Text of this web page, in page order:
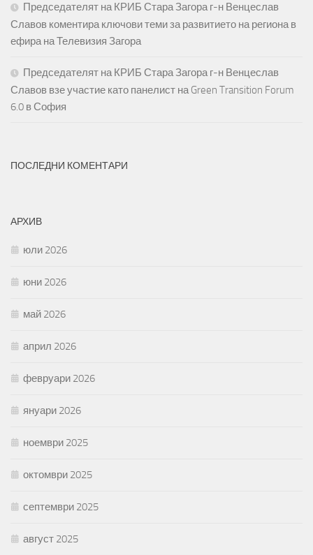
Председателят на КРИБ Стара Загора г-н Венцеслав
Славов коментира ключови теми за развитието на региона в
ефира на Телевизия Загора
Председателят на КРИБ Стара Загора г-н Венцеслав
Славов взе участие като панелист на Green Transition Forum
6.0 в София
ПОСЛЕДНИ КОМЕНТАРИ
АРХИВ
юли 2026
юни 2026
май 2026
април 2026
февруари 2026
януари 2026
ноември 2025
октомври 2025
септември 2025
август 2025